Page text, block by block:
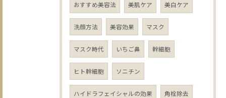
おすすめ美容法 美肌ケア 美白ケア
洗顔方法 美容効果 マスク
マスク時代 いちご鼻 幹細胞
ヒト幹細胞 ソニチン
ハイドラフェイシャルの効果 角栓除去